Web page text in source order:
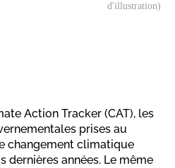
d'illustration)
Action Tracker (CAT), les
prises au
changement climatique
dernières années. Le même